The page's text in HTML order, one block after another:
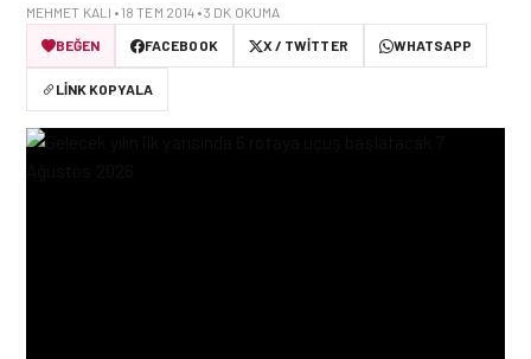
MEHMET KALI • 18 TEM 2014 • 3 DK OKUMA
BEĞEN
FACEBOOK X / TWITTER WHATSAPP
LINK KOPYALA